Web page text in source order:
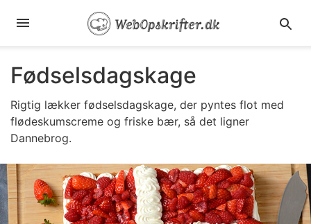
Fødselsdagskage
Rigtig lækker fødselsdagskage, der pyntes flot med
flødeskumscreme og friske bær, så det ligner
Dannebrog.